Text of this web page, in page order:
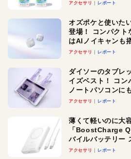
アクセサリ レポート
オズポケと使いた
登場！ コンパク
はAIノイキャンも
アクセサリ レポート
ダイソーのタブレ
イズベスト！ コン
ノートパソコンに
べる楽しさも
アクセサリ レポート
薄くて軽いのに大
「BoostCharge
バイルバッテリー
10,000mAh」が登
アクセサリ レポート